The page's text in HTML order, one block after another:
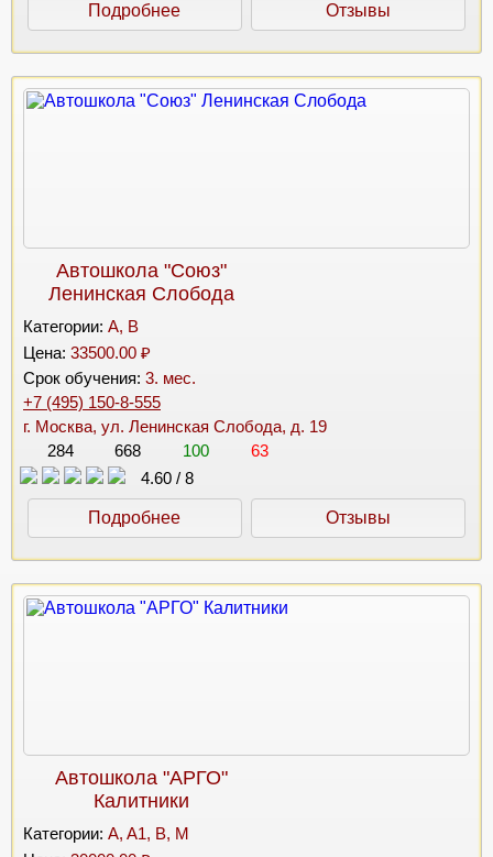
Подробнее Отзывы
Автошкола "Союз"
Ленинская Слобода
Категории: A, B
Цена: 33500.00 ₽
Срок обучения: 3. мес.
+7 (495) 150-8-555
г. Москва, ул. Ленинская Слобода, д. 19
284
668 100
63
4.60 / 8
Подробнее Отзывы
Автошкола "АРГО"
Калитники
Категории: A, A1, B, M